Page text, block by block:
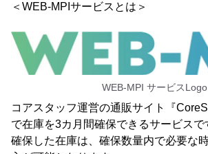
＜WEB-MPIサービスとは＞
WEB-MPI サービスLogo
コアスタッフ運営の通販サイト『
で在庫を3カ月間確保できるサービスで
確保した在庫は、確保数量内で必要な